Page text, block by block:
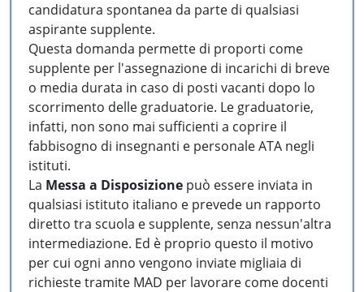
candidatura spontanea da parte di qualsiasi
aspirante supplente.
Questa domanda permette di proporti come
supplente per l'assegnazione di incarichi di breve
o media durata in caso di posti vacanti dopo lo
scorrimento delle graduatorie. Le graduatorie,
infatti, non sono mai sufficienti a coprire il
fabbisogno di insegnanti e personale ATA negli
istituti.
La Messa a Disposizione può essere inviata in
qualsiasi istituto italiano e prevede un rapporto
diretto tra scuola e supplente, senza nessun'altra
intermediazione. Ed è proprio questo il motivo
per cui ogni anno vengono inviate migliaia di
richieste tramite MAD per lavorare come docenti